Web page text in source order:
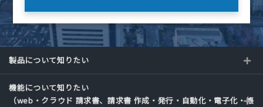
製品について知りたい
機能について知りたい
（web・クラウド 請求書、請求書 作成・発行・自動化・電子化・帳